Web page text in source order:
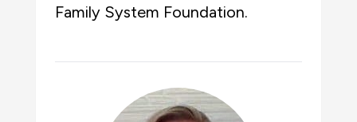
Family System Foundation.